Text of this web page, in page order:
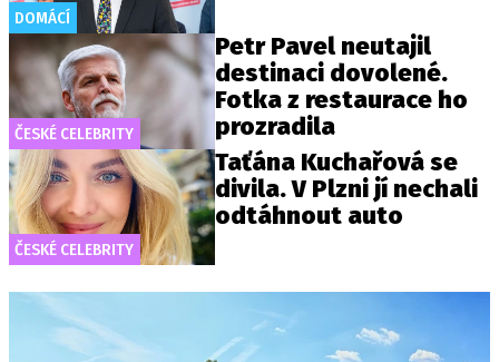
DOMÁCÍ
ČESKÉ CELEBRITY
Petr Pavel neutajil
destinaci dovolené.
Fotka z restaurace ho
prozradila
ČESKÉ CELEBRITY
Taťána Kuchařová se
divila. V Plzni jí nechali
odtáhnout auto